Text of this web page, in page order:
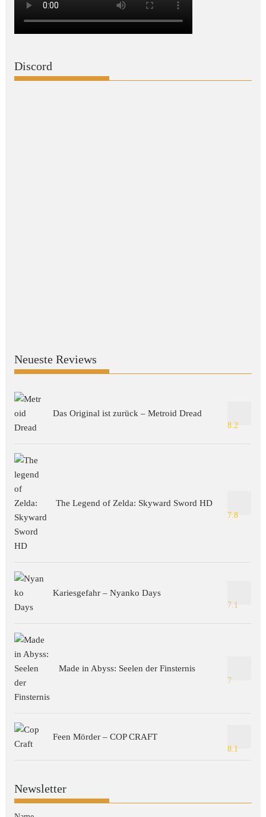
Discord
Neueste Reviews
Das Original ist zurück – Metroid Dread
8.2
The Legend of Zelda: Skyward Sword HD
7.8
Kariesgefahr – Nyanko Days
7.1
Made in Abyss: Seelen der Finsternis
7
Feen Mörder – COP CRAFT
8.1
Newsletter